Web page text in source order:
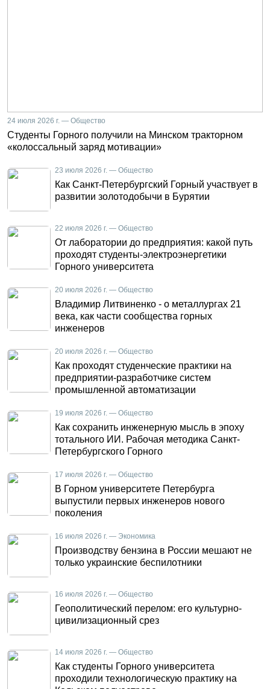
24 июля 2026 г. — Общество
Студенты Горного получили на Минском тракторном
«колоссальный заряд мотивации»
23 июля 2026 г. — Общество
Как Санкт-Петербургский Горный участвует в
развитии золотодобычи в Бурятии
22 июля 2026 г. — Общество
От лаборатории до предприятия: какой путь
проходят студенты-электроэнергетики
Горного университета
20 июля 2026 г. — Общество
Владимир Литвиненко - о металлургах 21
века, как части сообщества горных
инженеров
20 июля 2026 г. — Общество
Как проходят студенческие практики на
предприятии-разработчике систем
промышленной автоматизации
19 июля 2026 г. — Общество
Как сохранить инженерную мысль в эпоху
тотального ИИ. Рабочая методика Санкт-
Петербургского Горного
17 июля 2026 г. — Общество
В Горном университете Петербурга
выпустили первых инженеров нового
поколения
16 июля 2026 г. — Экономика
Производству бензина в России мешают не
только украинские беспилотники
16 июля 2026 г. — Общество
Геополитический перелом: его культурно-
цивилизационный срез
14 июля 2026 г. — Общество
Как студенты Горного университета
проходили технологическую практику на